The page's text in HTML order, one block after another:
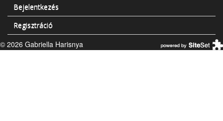
Bejelentkezés
Regisztráció
© 2026 Gabriella Harisnya